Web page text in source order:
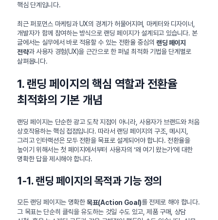
핵심 단계입니다.
최근 퍼포먼스 마케팅과 UX의 경계가 허물어지며, 마케터와 디자이너,
개발자가 함께 참여하는 방식으로 랜딩 페이지가 설계되고 있습니다. 본
글에서는 실무에서 바로 적용할 수 있는 전환율 중심의 랜딩 페이지
전략과 사용자 경험(UX)을 근간으로 한 퍼널 최적화 기법을 단계별로
살펴봅니다.
1. 랜딩 페이지의 핵심 역할과 전환율
최적화의 기본 개념
랜딩 페이지는 단순한 광고 도착 지점이 아니라, 사용자가 브랜드와 처음
상호작용하는 핵심 접점입니다. 따라서 랜딩 페이지의 구조, 메시지,
그리고 인터랙션은 모두 전환을 목표로 설계되어야 합니다. 전환율을
높이기 위해서는 첫 페이지에서부터 사용자의 ‘왜 여기 왔는가’에 대한
명확한 답을 제시해야 합니다.
1-1. 랜딩 페이지의 목적과 기능 정의
모든 랜딩 페이지는 명확한목표(Action Goal)를 전제로 해야 합니다.
그 목표는 단순히 클릭을 유도하는 것일 수도 있고, 제품 구매, 상담